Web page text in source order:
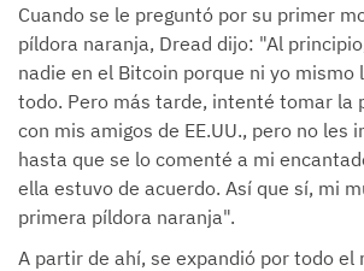
Cuando se le preguntó por su primer
píldora naranja, Dread dijo: "Al
nadie en el Bitcoin porque ni yo mismo
todo. Pero más tarde, intenté tomar la
con mis amigos de EE.UU., pero no les
hasta que se lo comenté a mi
ella estuvo de acuerdo. Así que sí, mi
primera píldora naranja".
A partir de ahí, se expandió por todo el